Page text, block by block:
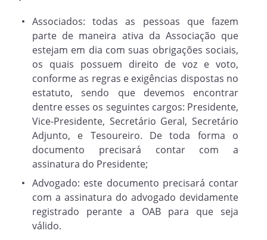
devidamente aprovado pela Assembleia
Geral.
CAPÍTULO II
ADMINISTRAÇÃO
Artigo 4º.
A Associação compromete-se, por meio
de seus administradores e associados, a
adotar práticas de gestão
administrativa suficientes a coibir a
obtenção, de forma individual ou coletiva,
de benefícios ou vantagens, lícitas ou
Associados: todas as pessoas que fazem
parte de maneira ativa da Associação que
estejam em dia com suas obrigações sociais,
os quais possuem direito de voz e voto,
conforme as regras e exigências dispostas no
estatuto, sendo que devemos encontrar
dentre esses os seguintes cargos: Presidente,
Vice-Presidente, Secretário Geral, Secretário
Adjunto, e Tesoureiro. De toda forma o
documento precisará contar com a
assinatura do Presidente;
Advogado: este documento precisará contar
com a assinatura do advogado devidamente
registrado perante a OAB para que seja
válido.